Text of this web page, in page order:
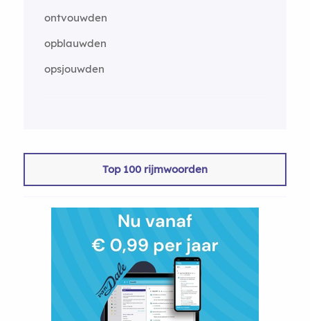
ontvouwden
opblauwden
opsjouwden
Top 100 rijmwoorden